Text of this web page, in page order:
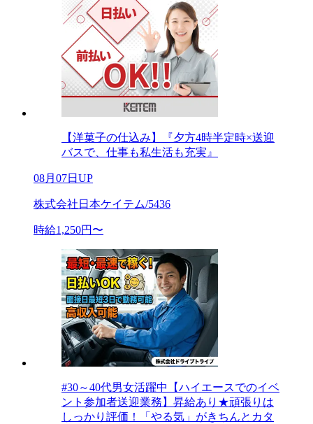
【洋菓子の仕込み】『夕方4時半定時×送迎
バスで、仕事も私生活も充実』
08月07日UP
株式会社日本ケイテム/5436
時給1,250円〜
#30～40代男女活躍中【ハイエースでのイベ
ント参加者送迎業務】昇給あり★頑張りは
しっかり評価！「やる気」がきちんとカタ